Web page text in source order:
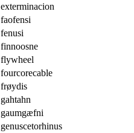
exterminacion
faofensi
fenusi
finnoosne
flywheel
fourcorecable
frøydis
gahtahn
gaumgæfni
genuscetorhinus